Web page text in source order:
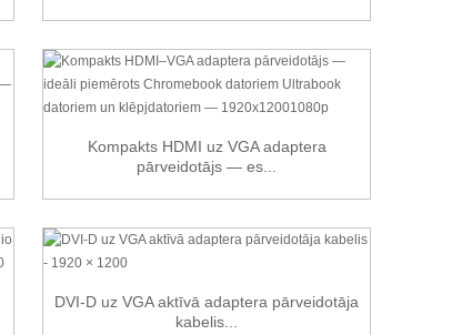
Kompakts HDMI uz VGA adaptera
pārveidotājs — es...
DVI-D uz VGA aktīvā adaptera pārveidotāja
kabelis...